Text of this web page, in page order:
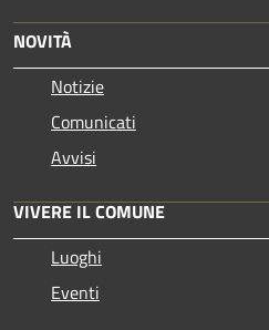
NOVITÀ
Notizie
Comunicati
Avvisi
VIVERE IL COMUNE
Luoghi
Eventi